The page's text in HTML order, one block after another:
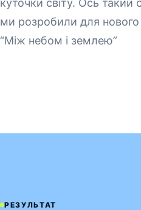
куточки світу. Ось такий
ми розробили для
“Між небом і землею”
РЕЗУЛЬТАТ